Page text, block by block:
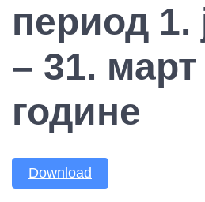
период 1.
– 31. март
године
Download